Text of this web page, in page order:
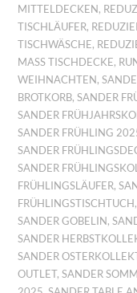
MITTELDECKEN,
TISCHLÄUFER,
TISCHWÄSCHE,
MASS TISCHDECKE
,
WEIHNACHTEN,
BROTKORB,SANDER
SANDER
SANDER FRÜHLING
SANDER
SANDER
FRÜHLINGSLÄUFER,
FRÜHLINGSTISCHTUCH
SANDER GOBELIN,
SANDER
SANDER
OUTLET,SANDER